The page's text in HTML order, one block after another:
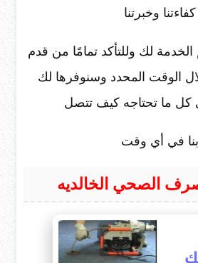
كفاءتنا وخبرتنا
الخدمة لك وللتأكد تمامًا من قدم
الوقت المحدد وسنوفرها لك
ما تحتاجه كيف تتصل
بنا في أي وقت
الصحي الخالديه